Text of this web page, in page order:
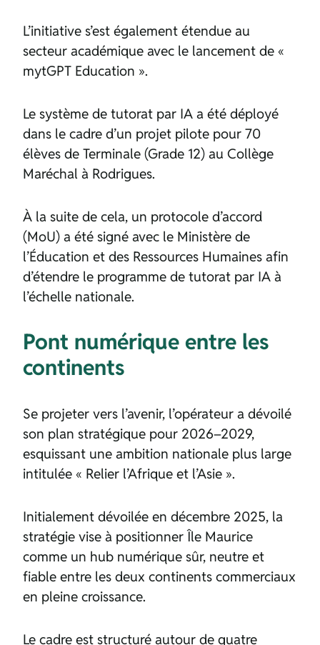
L’initiative s’est également étendue au
secteur académique avec le lancement de «
mytGPT Education ».
Le système de tutorat par IA a été déployé
dans le cadre d’un projet pilote pour 70
élèves de Terminale (Grade 12) au Collège
Maréchal à Rodrigues.
À la suite de cela, un protocole d’accord
(MoU) a été signé avec le Ministère de
l’Éducation et des Ressources Humaines afin
d’étendre le programme de tutorat par IA à
l’échelle nationale.
Pont numérique entre les
continents
Se projeter vers l’avenir, l’opérateur a dévoilé
son plan stratégique pour 2026–2029,
esquissant une ambition nationale plus large
intitulée « Relier l’Afrique et l’Asie ».
Initialement dévoilée en décembre 2025, la
stratégie vise à positionner Île Maurice
comme un hub numérique sûr, neutre et
fiable entre les deux continents commerciaux
en pleine croissance.
Le cadre est structuré autour de quatre